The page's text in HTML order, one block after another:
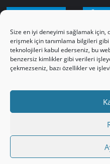
Size en iyi deneyimi sağlamak
erişmek için tanımlama bilgileri
teknolojileri kabul ederseniz, bu
benzersiz kimlikler gibi verileri
çekmezseniz, bazı özellikler ve
HAKKIMIZDA
Makaleler
Video
ABNSAT
Üye Girişi
Copyright ©2026